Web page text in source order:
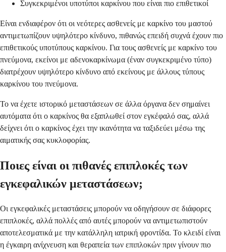
Συγκεκριμένοι υποτύποι καρκίνου που είναι πιο επιθετικοί
Είναι ενδιαφέρον ότι οι νεότερες ασθενείς με καρκίνο του μαστού
αντιμετωπίζουν υψηλότερο κίνδυνο, πιθανώς επειδή συχνά έχουν πιο
επιθετικούς υποτύπους καρκίνου. Για τους ασθενείς με καρκίνο του
πνεύμονα, εκείνοι με αδενοκαρκίνωμα (έναν συγκεκριμένο τύπο)
διατρέχουν υψηλότερο κίνδυνο από εκείνους με άλλους τύπους
καρκίνου του πνεύμονα.
Το να έχετε ιστορικό μεταστάσεων σε άλλα όργανα δεν σημαίνει
αυτόματα ότι ο καρκίνος θα εξαπλωθεί στον εγκέφαλό σας, αλλά
δείχνει ότι ο καρκίνος έχει την ικανότητα να ταξιδεύει μέσω της
αιματικής σας κυκλοφορίας.
Ποιες είναι οι πιθανές επιπλοκές των
εγκεφαλικών μεταστάσεων;
Οι εγκεφαλικές μεταστάσεις μπορούν να οδηγήσουν σε διάφορες
επιπλοκές, αλλά πολλές από αυτές μπορούν να αντιμετωπιστούν
αποτελεσματικά με την κατάλληλη ιατρική φροντίδα. Το κλειδί είναι
η έγκαιρη ανίχνευση και θεραπεία των επιπλοκών πριν γίνουν πιο